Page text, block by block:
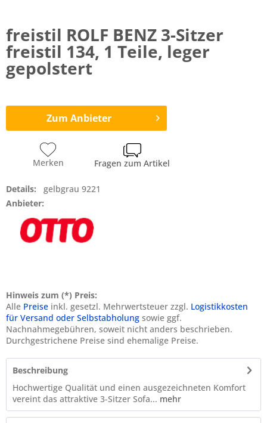
freistil ROLF BENZ 3-Sitzer
freistil 134, 1 Teile, leger
gepolstert
Zum Anbieter
Merken Fragen zum Artikel
Details:
gelbgrau 9221
Anbieter:
Hinweis zum (*) Preis:
Alle Preise inkl. gesetzl. Mehrwertsteuer zzgl. Logistikkosten
für Versand oder Selbstabholung sowie ggf.
Nachnahmegebühren, soweit nicht anders beschrieben.
Durchgestrichene Preise sind ehemalige Preise.
Beschreibung
Hochwertige Qualität und einen ausgezeichneten Komfort
vereint das attraktive 3-Sitzer Sofa... mehr